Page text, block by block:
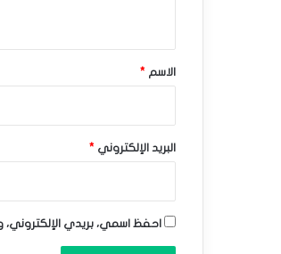
ة
-
ت
و
ق
ع
*الاسم *
البريد الإلكتروني *
احفظ اسمي، بريدي